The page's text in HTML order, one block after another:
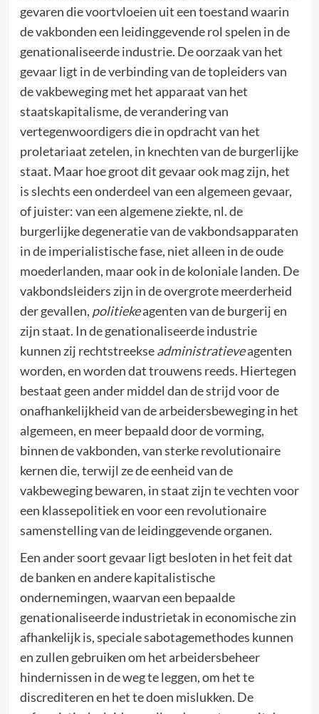
gevaren die voortvloeien uit een toestand waarin
de vakbonden een leidinggevende rol spelen in de
genationaliseerde industrie. De oorzaak van het
gevaar ligt in de verbinding van de topleiders van
de vakbeweging met het apparaat van het
staatskapitalisme, de verandering van
vertegenwoordigers die in opdracht van het
proletariaat zetelen, in knechten van de burgerlijke
staat. Maar hoe groot dit gevaar ook mag zijn, het
is slechts een onderdeel van een algemeen gevaar,
of juister: van een algemene ziekte, nl. de
burgerlijke degeneratie van de vakbondsapparaten
in de imperialistische fase, niet alleen in de oude
moederlanden, maar ook in de koloniale landen. De
vakbondsleiders zijn in de overgrote meerderheid
der gevallen, politiekeagenten van de burgerij en
zijn staat. In de genationaliseerde industrie
kunnen zij rechtstreekseadministratieveagenten
worden, en worden dat trouwens reeds. Hiertegen
bestaat geen ander middel dan de strijd voor de
onafhankelijkheid van de arbeidersbeweging in het
algemeen, en meer bepaald door de vorming,
binnen de vakbonden, van sterke revolutionaire
kernen die, terwijl ze de eenheid van de
vakbeweging bewaren, in staat zijn te vechten voor
een klassepolitiek en voor een revolutionaire
samenstelling van de leidinggevende organen.
Een ander soort gevaar ligt besloten in het feit dat
de banken en andere kapitalistische
ondernemingen, waarvan een bepaalde
genationaliseerde industrietak in economische zin
afhankelijk is, speciale sabotagemethodes kunnen
en zullen gebruiken om het arbeidersbeheer
hindernissen in de weg te leggen, om het te
discrediteren en het te doen mislukken. De